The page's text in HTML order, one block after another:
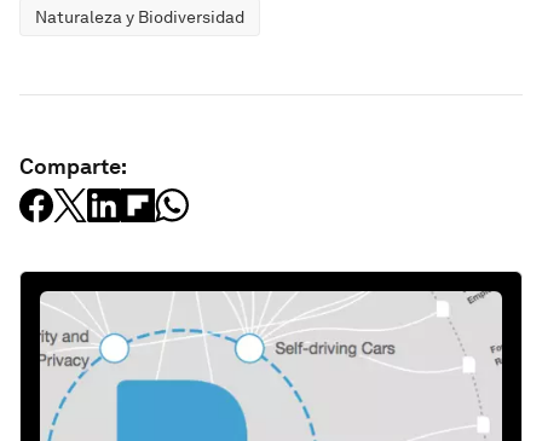
Naturaleza y Biodiversidad
Comparte: